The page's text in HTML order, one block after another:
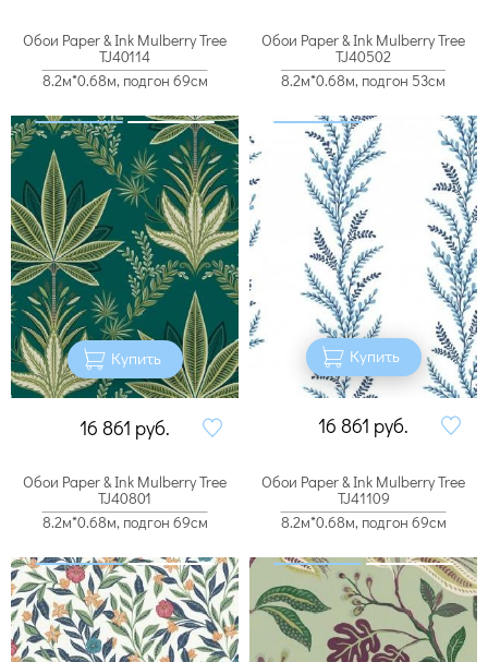
Обои Paper & Ink Mulberry Tree
TJ40114
8.2м*0.68м, подгон 69см
Купить
16 861 руб.
Обои Paper & Ink Mulberry Tree
TJ40502
8.2м*0.68м, подгон 53см
Купить
16 861 руб.
Обои Paper & Ink Mulberry Tree
TJ40801
8.2м*0.68м, подгон 69см
Обои Paper & Ink Mulberry Tree
TJ41109
8.2м*0.68м, подгон 69см